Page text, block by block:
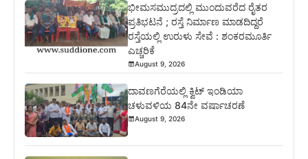
ಭೀಮಸಮುದ್ರದಲ್ಲಿ ಮುಂದುವರೆದ ರೈತರ
ಪ್ರತಿಭಟನೆ ; ರಸ್ತೆ ನಿರ್ಮಾಣ ಮಾಡದಿದ್ದರೆ
ರಸ್ತೆಯಲ್ಲಿ ಉರುಳು ಸೇವೆ : ಶಂಕರಮೂರ್ತಿ
ಎಚ್ಚರಿಕೆ
August 9, 2026
ದಾವಣಗೆರೆಯಲ್ಲಿ ಕ್ವಿಟ್ ಇಂಡಿಯಾ
ಚಳುವಳಿಯ 84ನೇ ವರ್ಷಾಚರಣೆ
August 9, 2026